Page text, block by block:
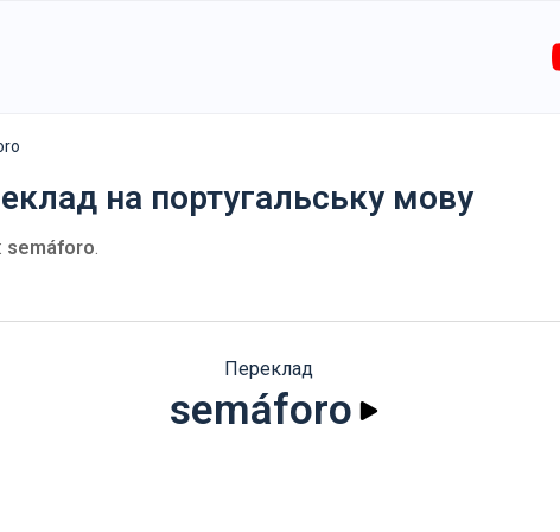
на португальську мову
semáforo.
Переклад
semáforo